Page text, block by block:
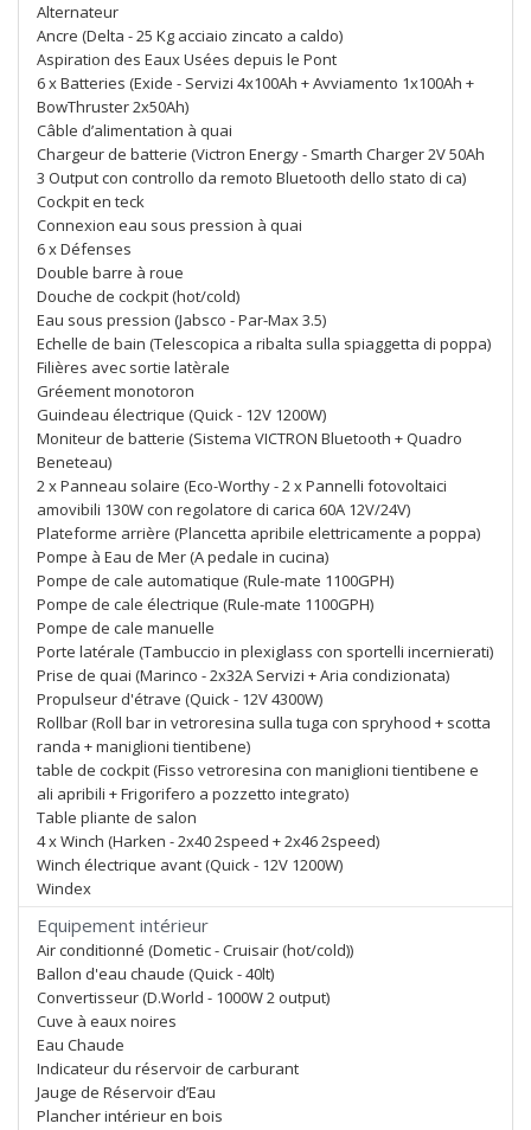
Alternateur
Ancre (Delta - 25 Kg acciaio zincato a caldo)
Aspiration des Eaux Usées depuis le Pont
6 x Batteries (Exide - Servizi 4x100Ah + Avviamento 1x100Ah +
BowThruster 2x50Ah)
Câble d’alimentation à quai
Chargeur de batterie (Victron Energy - Smarth Charger 2V 50Ah
3 Output con controllo da remoto Bluetooth dello stato di ca)
Cockpit en teck
Connexion eau sous pression à quai
6 x Défenses
Double barre à roue
Douche de cockpit (hot/cold)
Eau sous pression (Jabsco - Par-Max 3.5)
Echelle de bain (Telescopica a ribalta sulla spiaggetta di poppa)
Filières avec sortie latèrale
Gréement monotoron
Guindeau électrique (Quick - 12V 1200W)
Moniteur de batterie (Sistema VICTRON Bluetooth + Quadro
Beneteau)
2 x Panneau solaire (Eco-Worthy - 2 x Pannelli fotovoltaici
amovibili 130W con regolatore di carica 60A 12V/24V)
Plateforme arrière (Plancetta apribile elettricamente a poppa)
Pompe à Eau de Mer (A pedale in cucina)
Pompe de cale automatique (Rule-mate 1100GPH)
Pompe de cale électrique (Rule-mate 1100GPH)
Pompe de cale manuelle
Porte latérale (Tambuccio in plexiglass con sportelli incernierati)
Prise de quai (Marinco - 2x32A Servizi + Aria condizionata)
Propulseur d'étrave (Quick - 12V 4300W)
Rollbar (Roll bar in vetroresina sulla tuga con spryhood + scotta
randa + maniglioni tientibene)
table de cockpit (Fisso vetroresina con maniglioni tientibene e
ali apribili + Frigorifero a pozzetto integrato)
Table pliante de salon
4 x Winch (Harken - 2x40 2speed + 2x46 2speed)
Winch électrique avant (Quick - 12V 1200W)
Windex
Equipement intérieur
Air conditionné (Dometic - Cruisair (hot/cold))
Ballon d'eau chaude (Quick - 40lt)
Convertisseur (D.World - 1000W 2 output)
Cuve à eaux noires
Eau Chaude
Indicateur du réservoir de carburant
Jauge de Réservoir d’Eau
Plancher intérieur en bois